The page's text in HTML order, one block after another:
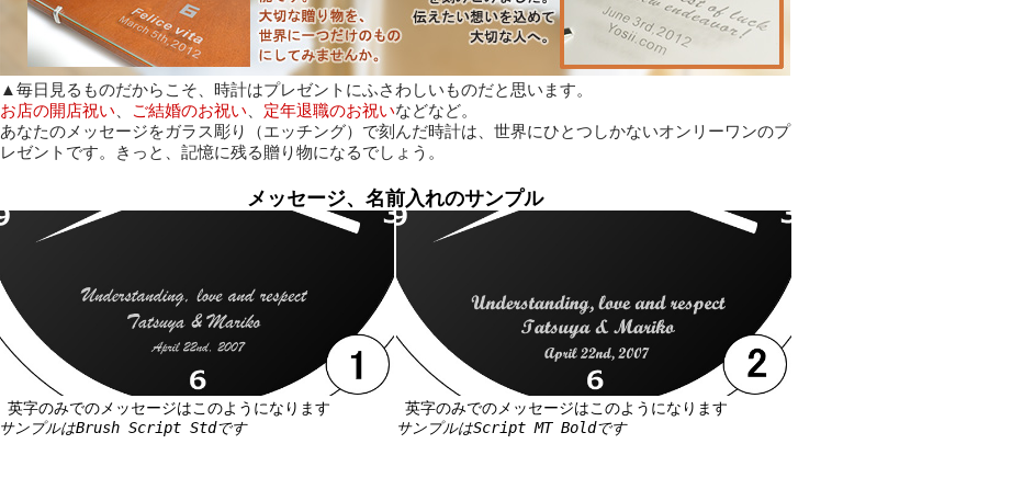
▲毎日見るものだからこそ、時計はプレゼントにふさわしいものだと思います。
お店の開店祝い
ご結婚のお祝い 定年退職のお祝いなどなど。
あなたのメッセージをガラス彫り（エッチング）で刻んだ時計は、世界にひとつしかないオンリーワンのプ
レゼントです。きっと、記憶に残る贈り物になるでしょう。
メッセージ、名前入れのサンプル
英字のみでのメッセージはこのようになります
サンプルはBrush Script Stdです
英字のみでのメッセージはこのようになります
サンプルはScript MT Boldです